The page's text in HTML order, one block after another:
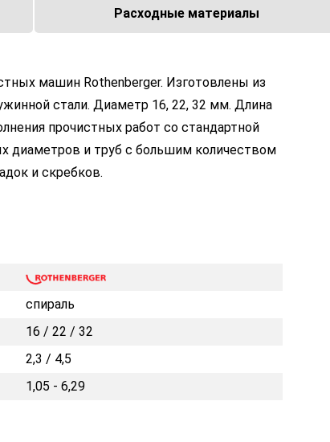
Расходные материалы
машин Rothenberger. Изготовлены из
стали. Диаметр 16, 22, 32 мм. Длина
прочистных работ со стандартной
диаметров и труб с большим количеством
и скребков.
спираль
16 / 22 / 32
2,3 / 4,5
1,05 - 6,29